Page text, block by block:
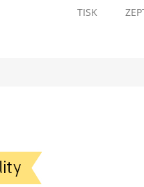
TISK